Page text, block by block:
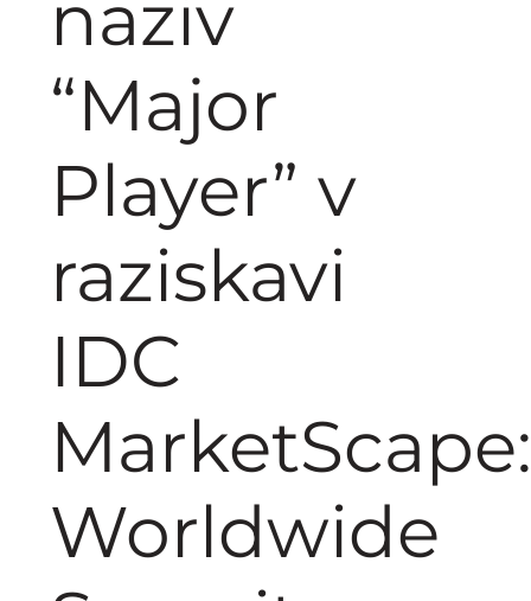
naziv
“Major
Player” v
raziskavi
IDC
MarketScape:
Worldwide